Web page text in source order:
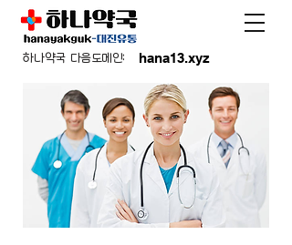
hana13.xyz
하나약국 다음도메인: